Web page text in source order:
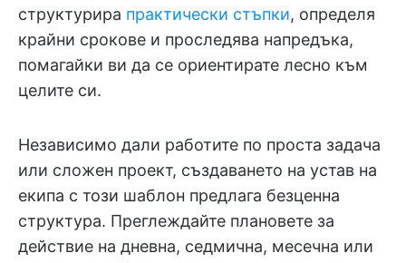
структурира практически стъпки, определя
крайни срокове и проследява напредъка,
помагайки ви да се ориентирате лесно към
целите си.
Независимо дали работите по проста задача
или сложен проект, създаването на устав на
екипа с този шаблон предлага безценна
структура. Преглеждайте плановете за
действие на дневна, седмична, месечна или